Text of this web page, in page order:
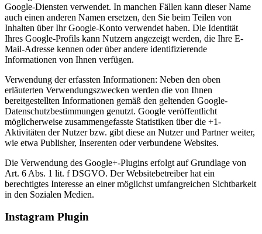
Google-Diensten verwendet. In manchen Fällen kann dieser Name
auch einen anderen Namen ersetzen, den Sie beim Teilen von
Inhalten über Ihr Google-Konto verwendet haben. Die Identität
Ihres Google-Profils kann Nutzern angezeigt werden, die Ihre E-
Mail-Adresse kennen oder über andere identifizierende
Informationen von Ihnen verfügen.
Verwendung der erfassten Informationen: Neben den oben
erläuterten Verwendungszwecken werden die von Ihnen
bereitgestellten Informationen gemäß den geltenden Google-
Datenschutzbestimmungen genutzt. Google veröffentlicht
möglicherweise zusammengefasste Statistiken über die +1-
Aktivitäten der Nutzer bzw. gibt diese an Nutzer und Partner weiter,
wie etwa Publisher, Inserenten oder verbundene Websites.
Die Verwendung des Google+-Plugins erfolgt auf Grundlage von
Art. 6 Abs. 1 lit. f DSGVO. Der Websitebetreiber hat ein
berechtigtes Interesse an einer möglichst umfangreichen Sichtbarkeit
in den Sozialen Medien.
Instagram Plugin